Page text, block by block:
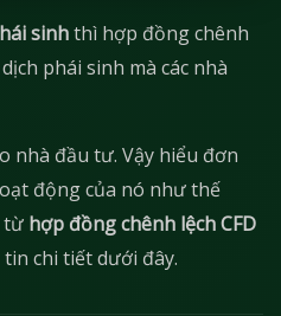
sinhthì hợp đồng chênh
phái sinh mà các nhà
nhà đầu tư. Vậy hiểu đơn
động của nó như thế
từ hợp đồng chênh lệch CFD
chi tiết dưới đây.